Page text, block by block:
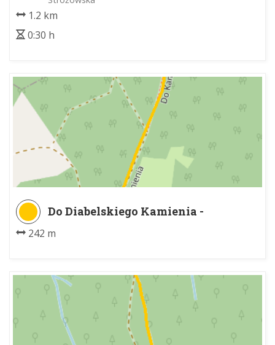
1.2 km
0:30 h
Do Diabelskiego Kamienia -
Diabelski Kamień w Pcimiu
242 m